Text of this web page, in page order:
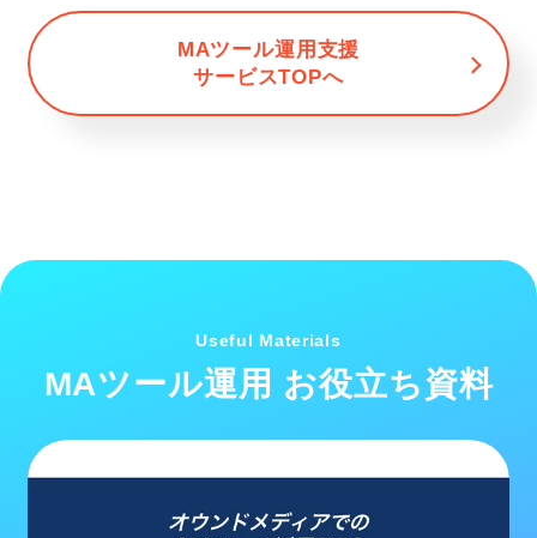
MAツール運用支援
サービスTOPへ
Useful Materials
MAツール運用 お役立ち資料